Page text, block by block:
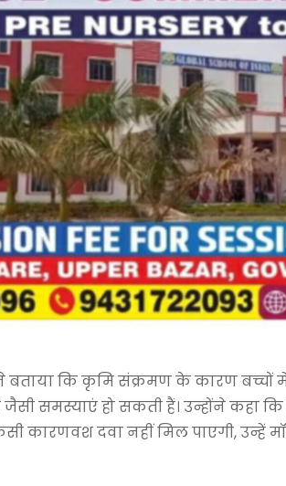
बताया कि कृमि संक्रमण के कारण बच्चों
समस्याएं हो सकती हैं। उन्होंने कहा कि
कारणवश दवा नहीं मिल पाएगी,